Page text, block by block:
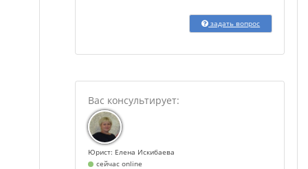
задать вопрос
Юрист: Елена Искибаева
сейчас online